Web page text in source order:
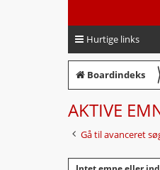
Hurtige links
Boardindeks 〉
AKTIVE
Gå til avanceret